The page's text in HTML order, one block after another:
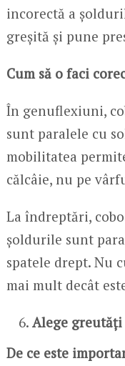
incorectă a
greșită și pune
Cum să o faci
În genuflexiuni,
sunt paralele cu
mobilitatea
călcâie, nu pe
La îndreptări,
șoldurile sunt
spatele drept. Nu
mai mult decât
Alege
De ce este